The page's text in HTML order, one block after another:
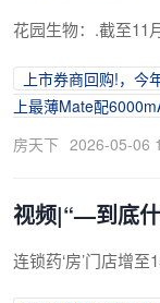
花园生物：.截至11
上市券商回购!，今
上最薄Mate配
房天下 2026-05-06
视频|“—到底
连锁药‘房’门店增